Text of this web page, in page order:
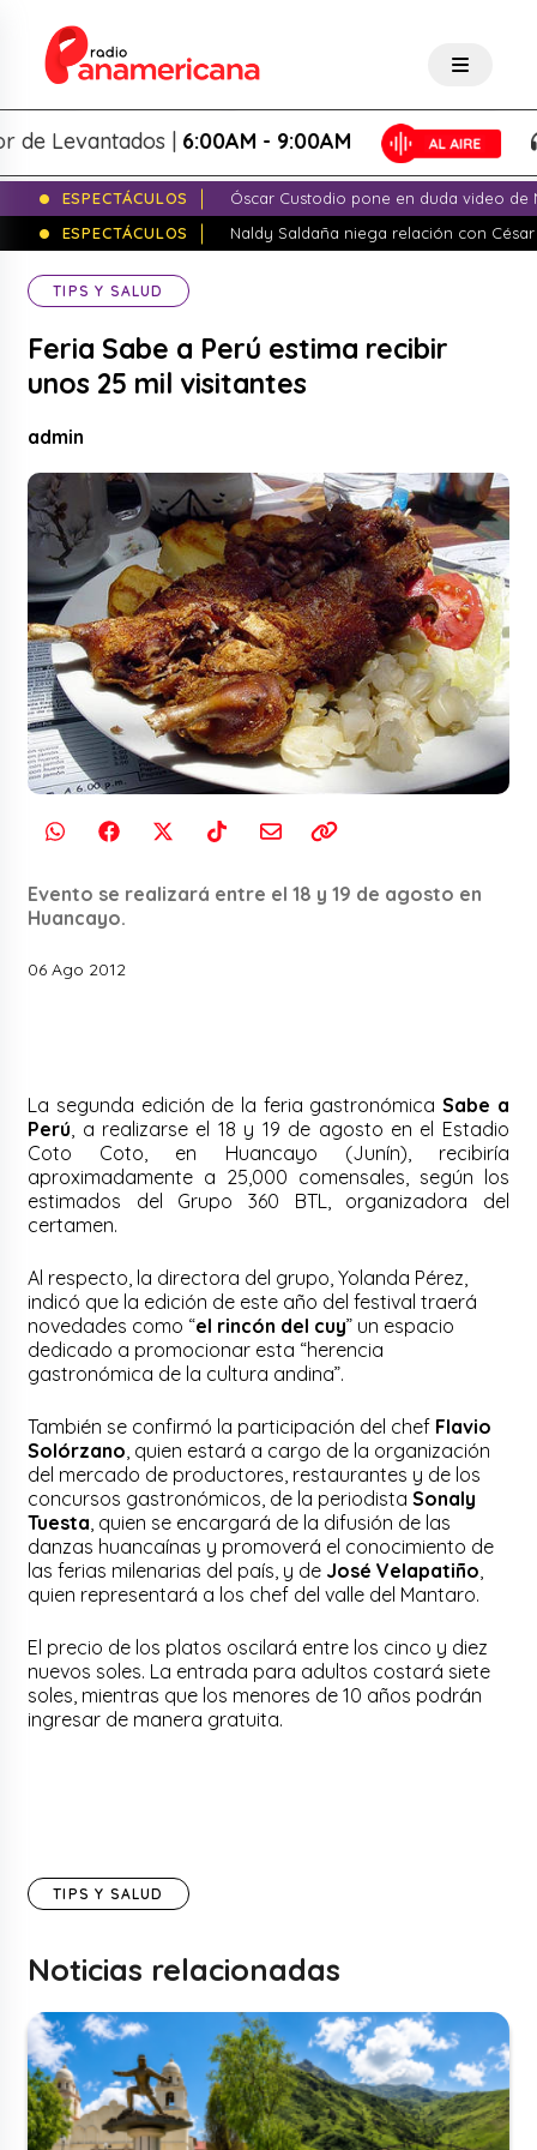
|6:00AM - 9:00AM
ESPECTÁCULOS
Óscar Custodio pone en duda video de
ESPECTÁCULOS
Naldy Saldaña niega relación con
TIPS Y SALUD
Feria Sabe a Perú estima recibir
unos 25 mil visitantes
admin
Evento se realizará entre el 18 y 19 de agosto en
Huancayo.
06 Ago 2012
La segunda edición de la feria gastronómicaSabe a
Perú, a realizarse el 18 y 19 de agosto en el Estadio
Coto Coto, en Huancayo (Junín), recibiría
aproximadamente a 25,000 comensales, según los
estimados del Grupo 360 BTL, organizadora del
certamen.
Al respecto, la directora del grupo, Yolanda Pérez,
indicó que la edición de este año del festival traerá
novedades como “el rincón del cuy” un espacio
dedicado a promocionar esta “herencia
gastronómica de la cultura andina”.
También se confirmó la participación del chef Flavio
Solórzano, quien estará a cargo de la organización
del mercado de productores, restaurantes y de los
concursos gastronómicos, de la periodistaSonaly
Tuesta, quien se encargará de la difusión de las
danzas huancaínas y promoverá el conocimiento de
las ferias milenarias del país, y de José Velapatiño,
quien representará a los chef del valle del Mantaro.
El precio de los platos oscilará entre los cinco y diez
nuevos soles. La entrada para adultos costará siete
soles, mientras que los menores de 10 años podrán
ingresar de manera gratuita.
TIPS Y SALUD
Noticias relacionadas